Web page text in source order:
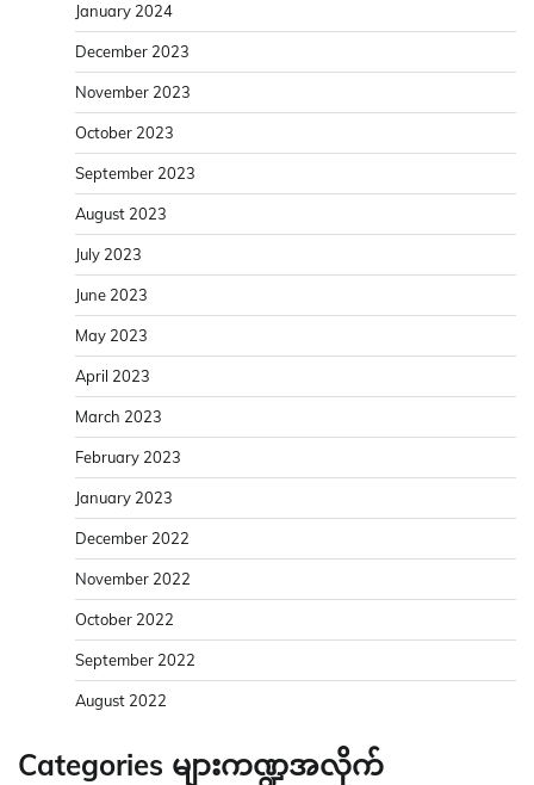
January 2024
December 2023
November 2023
October 2023
September 2023
August 2023
July 2023
June 2023
May 2023
April 2023
March 2023
February 2023
January 2023
December 2022
November 2022
October 2022
September 2022
August 2022
Categories များကဏ္ဍအလိုက်